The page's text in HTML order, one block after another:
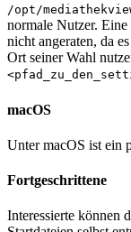
/opt/
normale Nutzer.
nicht angeraten, da
Ort seiner Wahl
macOS
Unter macOS ist ein
Fortgeschrittene
Interessierte können